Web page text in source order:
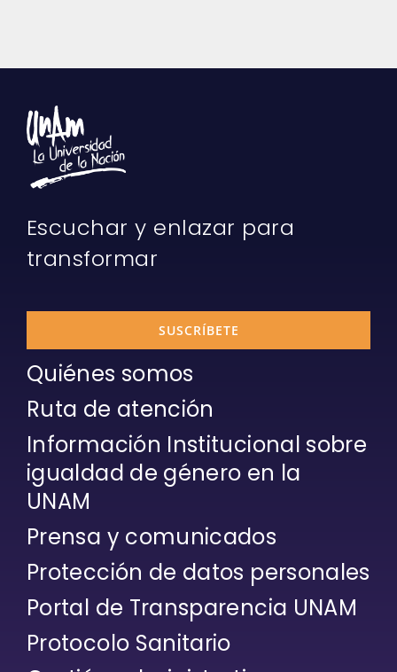
Escuchar y enlazar para
transformar
SUSCRÍBETE
Quiénes somos
Ruta de atención
Información Institucional sobre
igualdad de género en la
UNAM
Prensa y comunicados
Protección de datos personales
Portal de Transparencia UNAM
Protocolo Sanitario